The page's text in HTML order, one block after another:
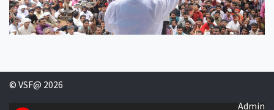
© VSF@ 2026
Admin